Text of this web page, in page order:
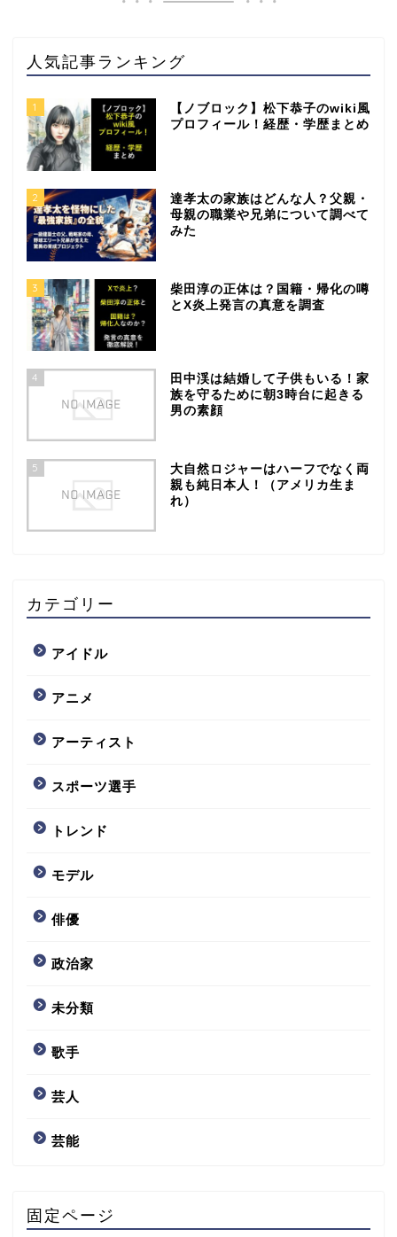
人気記事ランキング
1
【ノブロック】松下恭子のwiki風
プロフィール！経歴・学歴まとめ
2
達孝太の家族はどんな人？父親・
母親の職業や兄弟について調べて
みた
3
柴田淳の正体は？国籍・帰化の噂
とX炎上発言の真意を調査
4
田中渓は結婚して子供もいる！家
族を守るために朝3時台に起きる
男の素顔
5
大自然ロジャーはハーフでなく両
親も純日本人！（アメリカ生ま
れ）
カテゴリー
アイドル
アニメ
アーティスト
スポーツ選手
トレンド
モデル
俳優
政治家
未分類
歌手
芸人
芸能
固定ページ